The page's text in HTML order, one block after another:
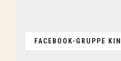
FACEBOOK-GRUPPE